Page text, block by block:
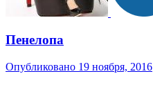
Пенелопа
Опубликовано 19 ноября, 2016